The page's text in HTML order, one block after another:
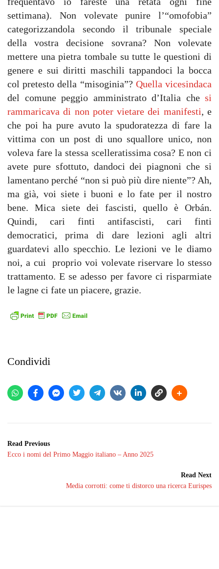
settimana). Non volevate punire l’“omofobia”
categorizzandola secondo il tribunale speciale
della vostra decisione sovrana? Non volevate
mettere una pietra tombale su tutte le questioni di
genere e sui diritti maschili tappandoci la bocca
col pretesto della “misoginia”? Quella vicesindaca
del comune peggio amministrato d’Italia che si
rammaricava di non poter vietare dei manifesti, e
che poi ha pure avuto la spudoratezza di fare la
vittima con un post di uno squallore unico, non
voleva fare la stessa scelleratissima cosa? E non ci
avete pure sfottuto, dandoci dei piagnoni che si
lamentano perché “non si può più dire niente”? Ah,
ma già, voi siete i buoni e lo fate per il nostro
bene. Mica siete dei fascisti, quello è Orbán.
Quindi, cari finti antifascisti, cari finti
democratici, prima di dare lezioni agli altri
guardatevi allo specchio. Le lezioni ve le diamo
noi, a cui proprio voi volevate riservare lo stesso
trattamento. E se adesso per favore ci risparmiate
le lagne ci fate un piacere, grazie.
Condividi
Read Previous
Ecco i nomi del Primo Maggio italiano – Anno 2025
Read Next
Media corrotti: come ti distorco una ricerca Eurispes